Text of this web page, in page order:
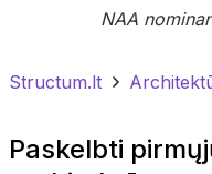
NAA
Structum.lt
Paskelbti